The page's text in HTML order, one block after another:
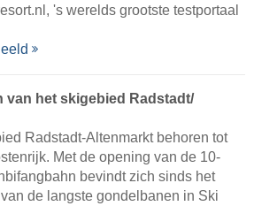
, 's werelds grootste testportaal
van het skigebied Radstadt/​
Radstadt-Altenmarkt behoren tot
Met de opening van de 10-
bevindt zich sinds het
de langste gondelbanen in Ski